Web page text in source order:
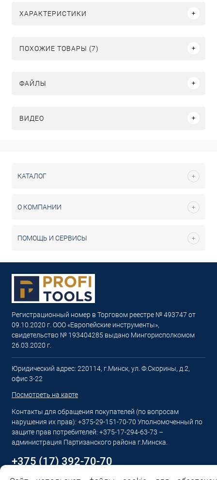
ХАРАКТЕРИСТИКИ
ПОХОЖИЕ ТОВАРЫ (7)
ФАЙЛЫ
ВИДЕО
КАТАЛОГ
О КОМПАНИИ
ПОМОЩЬ И СЕРВИСЫ
Регистрационный номер в Торговом реестре № 493747 от
09.10.2020 г. ООО «Европейские инструменты»,
свидетельство № 193404285 выдано Мингорисполкомом
26.03.2020 г.
Юридический адрес: 220114, г.Минск, ул. Ф.Скорины, д.2,
офис 3-22
Посмотреть на карте
Контакты для обращения покупателей (по вопросам
нарушения их прав): +375-29-151-70-70 Уполномоченный по
защите прав потребителей: +375-17-294-63-73 –
администрация Партизанского района г.Минска.
+375 (17) 392-70-70